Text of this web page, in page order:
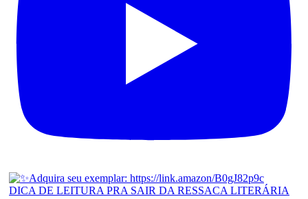
DICA DE LEITURA PRA SAIR DA RESSACA LITERÁRIA